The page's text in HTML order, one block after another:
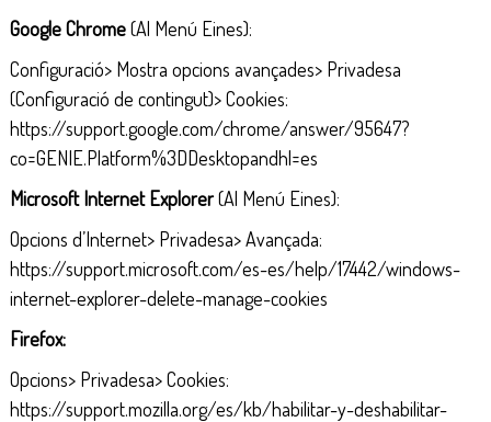
Google Chrome(Al Menú Eines):
Configuració> Mostra opcions avançades> Privadesa
(Configuració de contingut)> Cookies:
https://support.google.com/chrome/answer/95647?
co=GENIE.Platform%3DDesktopandhl=es
Microsoft Internet Explorer(Al Menú Eines):
Opcions d’Internet> Privadesa> Avançada:
https://support.microsoft.com/es-es/help/17442/windows-
internet-explorer-delete-manage-cookies
Firefox:
Opcions> Privadesa> Cookies:
https://support.mozilla.org/es/kb/habilitar-y-deshabilitar-